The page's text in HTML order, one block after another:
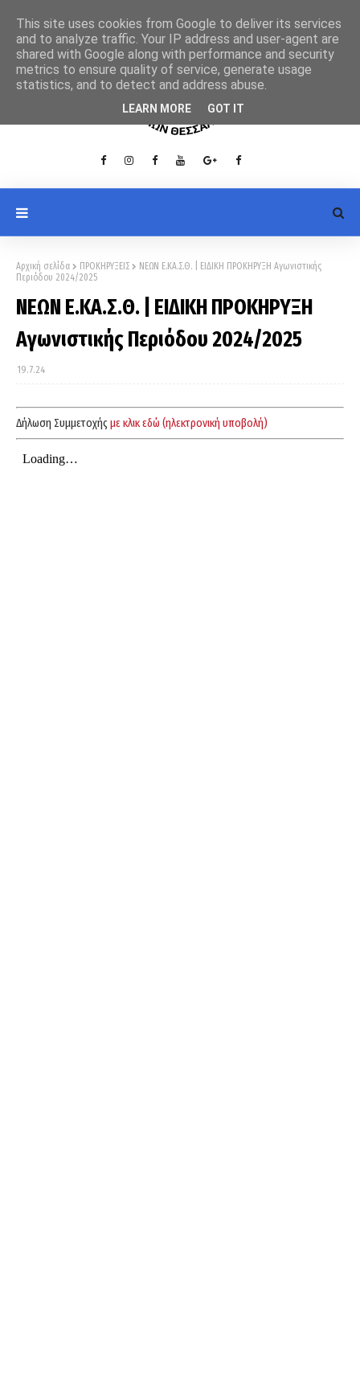
Αρχική σελίδα ΠΡΟΚΗΡΥΞΕΙΣ
ΝΕΩΝ Ε.ΚΑ.Σ.Θ. | ΕΙΔΙΚΗ ΠΡΟΚΗΡΥΞΗ Αγωνιστικής
Περιόδου 2024/2025
ΝΕΩΝ Ε.ΚΑ.Σ.Θ. | ΕΙΔΙΚΗ ΠΡΟΚΗΡΥΞΗ
Αγωνιστικής Περιόδου 2024/2025
19.7.24
Δήλωση Συμμετοχής με κλικ εδώ (ηλεκτρονική υποβολή)
This site uses cookies from Google to deliver its services
and to analyze traffic. Your IP address and user-agent are
shared with Google along with performance and security
metrics to ensure quality of service, generate usage
statistics, and to detect and address abuse.
LEARN MORE GOT IT